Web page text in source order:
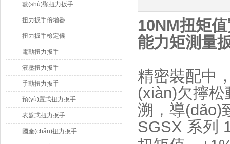
數(shù)顯扭力扳手
扭力扳手倍增器
扭力扳手檢定儀
電動扭力扳手
液壓扭力扳手
手動扭力扳手
預(yù)置式扭力扳手
表盤式扭力扳手
國產(chǎn)扭力扳手
10NM扭矩
能力矩測量
精密裝配中
(xiàn)欠擰
溯，導(dǎo)
SGSX 系列